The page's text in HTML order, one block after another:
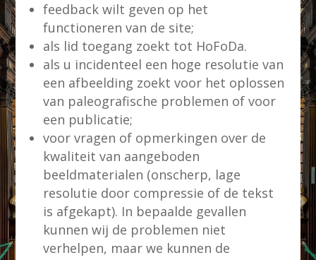
feedback wilt geven op het
functioneren van de site;
als lid toegang zoekt tot HoFoDa.
als u incidenteel een hoge resolutie van
een afbeelding zoekt voor het oplossen
van paleografische problemen of voor
een publicatie;
voor vragen of opmerkingen over de
kwaliteit van aangeboden
beeldmaterialen (onscherp, lage
resolutie door compressie of de tekst
is afgekapt). In bepaalde gevallen
kunnen wij de problemen niet
verhelpen, maar we kunnen de